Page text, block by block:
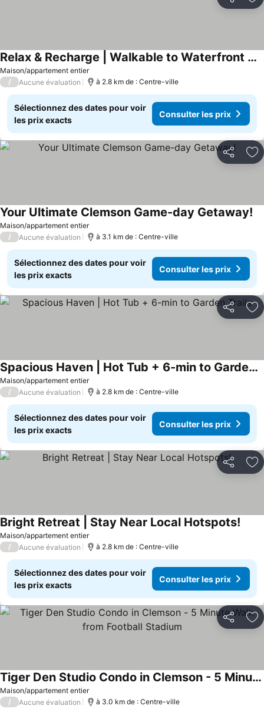
Partager
Maison/appartement entier
Relax & Recharge | Walkable to Waterfront Park
/ Aucune évaluation à 2.8 km de : Centre-ville
Sélectionnez des dates pour voir
les prix exacts
Consulter les prix
Partager
Maison/appartement entier
Your Ultimate Clemson Game-day Getaway!
/ Aucune évaluation à 3.1 km de : Centre-ville
Sélectionnez des dates pour voir
les prix exacts
Consulter les prix
Partager
Maison/appartement entier
Spacious Haven | Hot Tub + 6-min to Garden Trails
/ Aucune évaluation à 2.8 km de : Centre-ville
Sélectionnez des dates pour voir
les prix exacts
Consulter les prix
Partager
Maison/appartement entier
Bright Retreat | Stay Near Local Hotspots!
/ Aucune évaluation à 2.8 km de : Centre-ville
Sélectionnez des dates pour voir
les prix exacts
Consulter les prix
Partager
Maison/appartement entier
Tiger Den Studio Condo in Clemson - 5 Minute Walk from Football Stadium
/ Aucune évaluation à 3.0 km de : Centre-ville